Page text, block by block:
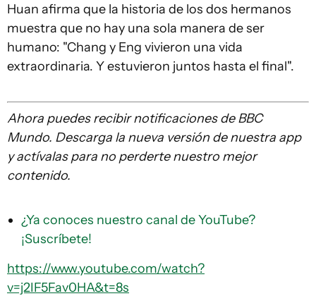
Huan afirma que la historia de los dos hermanos
muestra que no hay una sola manera de ser
humano: "Chang y Eng vivieron una vida
extraordinaria. Y estuvieron juntos hasta el final".
Ahora puedes recibir notificaciones de BBC
Mundo. Descarga la nueva versión de nuestra app
y actívalas para no perderte nuestro mejor
contenido.
¿Ya conoces nuestro canal de YouTube?
¡Suscríbete!
https://www.youtube.com/watch?
v=j2IF5Fav0HA&t=8s